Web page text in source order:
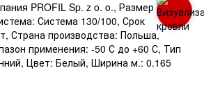
PROFIL Sp. z o. o., Размер
Система 130/100, Срок
Страна производства: Польша,
применения: -50 С до +60 С, Тип
Цвет: Белый, Ширина м.: 0.165